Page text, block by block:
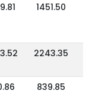
1451.50
2243.35
839.85